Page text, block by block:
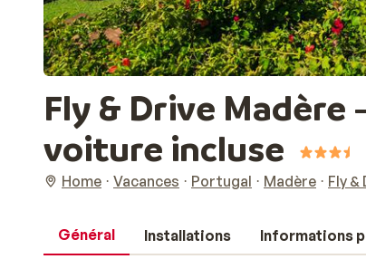
Fly & Drive Madère
voiture incluse
Home Vacances Portugal Madère Fly &
Général Installations Informations